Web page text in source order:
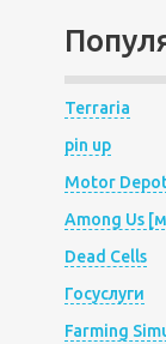
Terraria
pin up
Motor
Among Us
Dead Cells
Госуслуги
Farming